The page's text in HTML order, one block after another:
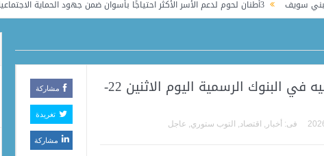
3أطنان لحوم لدعم الأسر الأكثر احتياجًا بأسوان ضمن جهود الحماية الاجتماعية
سعر الدولار مقابل الجنيه في البنوك الرسمية اليوم الاثنين 22-
فى: أخبار اقتصاد التوب ستوري عاجل
مشاركة
تغريدة
مشاركة